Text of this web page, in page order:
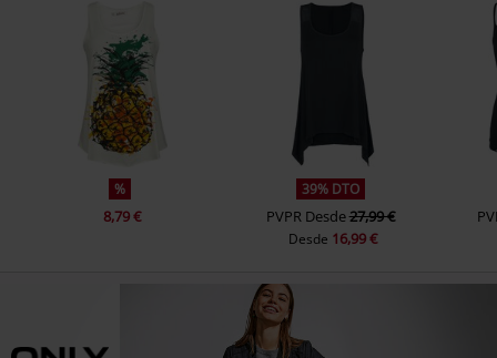
%
8,79 €
39% DTO
PVPR Desde27,99 €
Desde 16,99 €